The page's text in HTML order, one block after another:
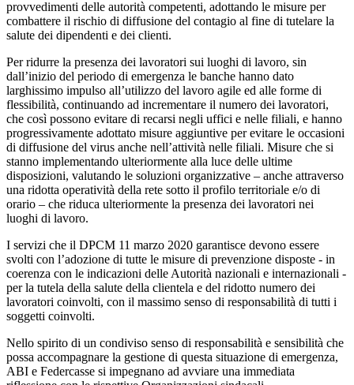
provvedimenti delle autorità competenti, adottando le misure per
combattere il rischio di diffusione del contagio al fine di tutelare la
salute dei dipendenti e dei clienti.
Per ridurre la presenza dei lavoratori sui luoghi di lavoro, sin
dall’inizio del periodo di emergenza le banche hanno dato
larghissimo impulso all’utilizzo del lavoro agile ed alle forme di
flessibilità, continuando ad incrementare il numero dei lavoratori,
che così possono evitare di recarsi negli uffici e nelle filiali, e hanno
progressivamente adottato misure aggiuntive per evitare le occasioni
di diffusione del virus anche nell’attività nelle filiali. Misure che si
stanno implementando ulteriormente alla luce delle ultime
disposizioni, valutando le soluzioni organizzative – anche attraverso
una ridotta operatività della rete sotto il profilo territoriale e/o di
orario – che riduca ulteriormente la presenza dei lavoratori nei
luoghi di lavoro.
I servizi che il DPCM 11 marzo 2020 garantisce devono essere
svolti con l’adozione di tutte le misure di prevenzione disposte - in
coerenza con le indicazioni delle Autorità nazionali e internazionali -
per la tutela della salute della clientela e del ridotto numero dei
lavoratori coinvolti, con il massimo senso di responsabilità di tutti i
soggetti coinvolti.
Nello spirito di un condiviso senso di responsabilità e sensibilità che
possa accompagnare la gestione di questa situazione di emergenza,
ABI e Federcasse si impegnano ad avviare una immediata